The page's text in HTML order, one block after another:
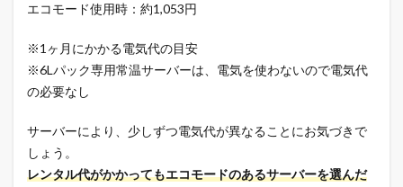
エコモード使用時：約1,053円
※1ヶ月にかかる電気代の目安
※6Lパック専用常温サーバーは、電気を使わないので電気代
の必要なし
サーバーにより、少しずつ電気代が異なることにお気づきで
しょう。
レンタル代がかかってもエコモードのあるサーバーを選んだ